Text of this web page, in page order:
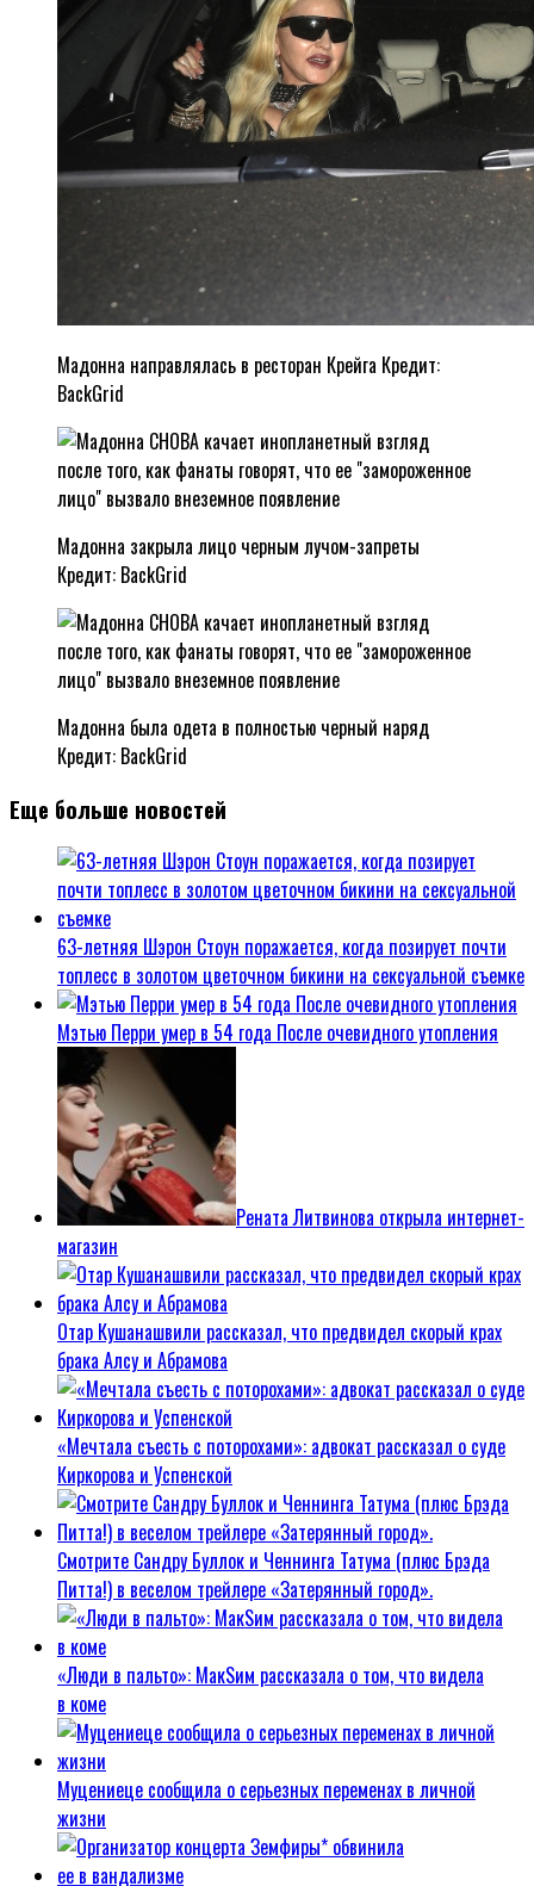
Мадонна направлялась в ресторан Крейга Кредит:
BackGrid
Мадонна закрыла лицо черным лучом-запреты
Кредит: BackGrid
Мадонна была одета в полностью черный наряд
Кредит: BackGrid
Еще больше новостей
63-летняя Шэрон Стоун поражается, когда позирует почти
топлесс в золотом цветочном бикини на сексуальной съемке
Мэтью Перри умер в 54 года После очевидного утопления
Рената Литвинова открыла интернет-
магазин
Отар Кушанашвили рассказал, что предвидел скорый крах
брака Алсу и Абрамова
«Мечтала съесть с поторохами»: адвокат рассказал о суде
Киркорова и Успенской
Смотрите Сандру Буллок и Ченнинга Татума (плюс Брэда
Питта!) в веселом трейлере «Затерянный город».
«Люди в пальто»: МакSим рассказала о том, что видела
в коме
Муцениеце сообщила о серьезных переменах в личной
жизни